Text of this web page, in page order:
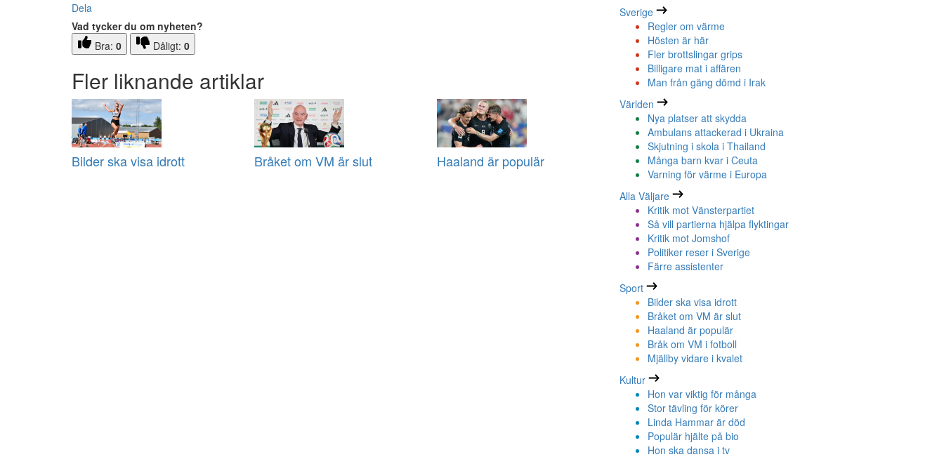
Dela
Vad tycker du om nyheten?
Bra: 0 Dåligt: 0
Fler liknande artiklar
Bilder ska visa idrott Bråket om VM är slut Haaland är populär
Sverige
Regler om värme
Hösten är här
Fler brottslingar grips
Billigare mat i affären
Man från gäng dömd i Irak
Världen
Nya platser att skydda
Ambulans attackerad i Ukraina
Skjutning i skola i Thailand
Många barn kvar i Ceuta
Varning för värme i Europa
Alla Väljare
Kritik mot Vänsterpartiet
Så vill partierna hjälpa flyktingar
Kritik mot Jomshof
Politiker reser i Sverige
Färre assistenter
Sport
Bilder ska visa idrott
Bråket om VM är slut
Haaland är populär
Bråk om VM i fotboll
Mjällby vidare i kvalet
Kultur
Hon var viktig för många
Stor tävling för körer
Linda Hammar är död
Populär hjälte på bio
Hon ska dansa i tv